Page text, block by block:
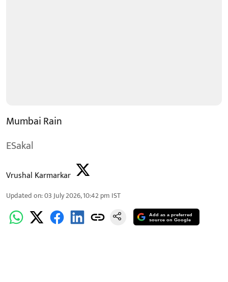
Mumbai Rain
ESakal
Vrushal Karmarkar
Updated on:03 July 2026, 10:42 pm IST
Add as a preferred
source on Google